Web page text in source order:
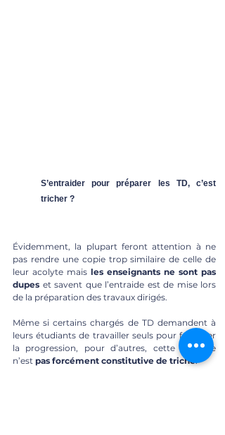
S’entraider pour préparer les TD, c’est
tricher ?
Évidemment, la plupart feront attention à ne
pas rendre une copie trop similaire de celle de
leur acolyte mais les enseignants ne sont pas
dupes et savent que l’entraide est de mise lors
de la préparation des travaux dirigés.
Même si certains chargés de TD demandent à
leurs étudiants de travailler seuls pour favoriser
la progression, pour d’autres, cette entraide
n’est pas forcément constitutive de triche.